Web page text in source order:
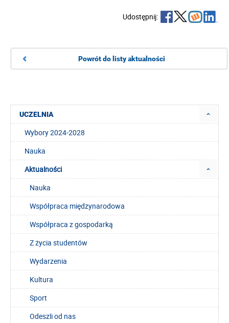
Udostępnij:
Powrót do listy aktualności
UCZELNIA
Wybory 2024-2028
Nauka
Aktualności
Nauka
Współpraca międzynarodowa
Współpraca z gospodarką
Z życia studentów
Wydarzenia
Kultura
Sport
Odeszli od nas